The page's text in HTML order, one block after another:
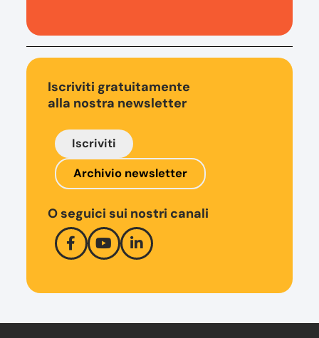
Iscriviti gratuitamente
alla nostra newsletter
Iscriviti
Archivio newsletter
O seguici sui nostri canali